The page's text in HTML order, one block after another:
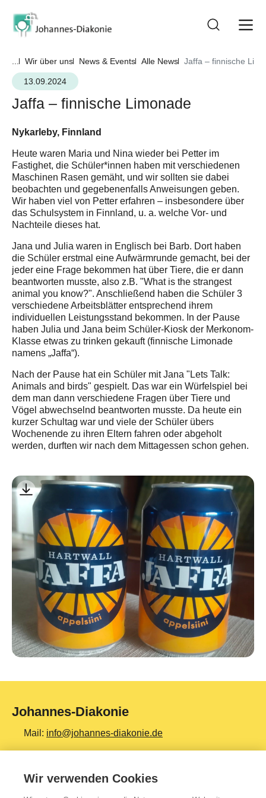
... Wir über uns News & Events Alle News Jaffa – finnische
13.09.2024
Jaffa – finnische Limonade
Nykarleby, Finnland
Heute waren Maria und Nina wieder bei Petter im
Fastighet, die Schüler*innen haben mit verschiedenen
Maschinen Rasen gemäht, und wir sollten sie dabei
beobachten und gegebenenfalls Anweisungen geben.
Wir haben viel von Petter erfahren – insbesondere über
das Schulsystem in Finnland, u. a. welche Vor- und
Nachteile dieses hat.
Jana und Julia waren in Englisch bei Barb. Dort haben
die Schüler erstmal eine Aufwärmrunde gemacht, bei der
jeder eine Frage bekommen hat über Tiere, die er dann
beantworten musste, also z.B. "What is the strangest
animal you know?". Anschließend haben die Schüler 3
verschiedene Arbeitsblätter entsprechend ihrem
individuellen Leistungsstand bekommen. In der Pause
haben Julia und Jana beim Schüler-Kiosk der Merkonom-
Klasse etwas zu trinken gekauft (finnische Limonade
namens „Jaffa“).
Nach der Pause hat ein Schüler mit Jana "Lets Talk:
Animals and birds" gespielt. Das war ein Würfelspiel bei
dem man dann verschiedene Fragen über Tiere und
Vögel abwechselnd beantworten musste. Da heute ein
kurzer Schultag war und viele der Schüler übers
Wochenende zu ihren Eltern fahren oder abgeholt
werden, durften wir nach dem Mittagessen schon gehen.
Johannes-Diakonie
Mail: info@johannes-diakonie.de
Tel:06261 - 88-0
Wir verwenden Cookies